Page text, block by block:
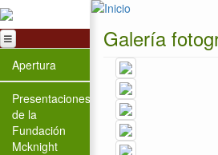
Pasar al contenido principal
Apertura
Presentaciones
de la
Fundación
Mcknight
Galería